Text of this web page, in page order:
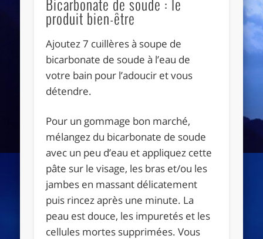
produit bien-être
Ajoutez 7 cuillères à soupe de
bicarbonate de soude à l’eau de
votre bain pour l’adoucir et vous
détendre.
Pour un gommage bon marché,
mélangez du bicarbonate de soude
avec un peu d’eau et appliquez cette
pâte sur le visage, les bras et/ou les
jambes en massant délicatement
puis rincez après une minute. La
peau est douce, les impuretés et les
cellules mortes supprimées. Vous